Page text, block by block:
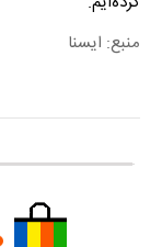
منبع: ایسنا